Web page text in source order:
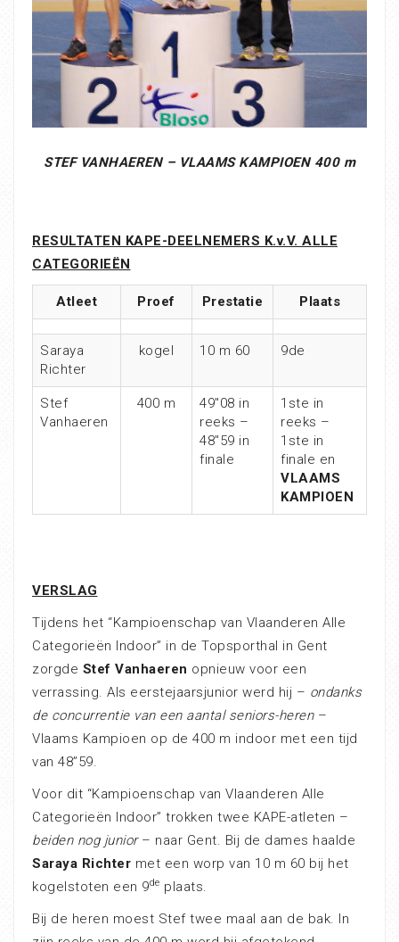
STEF VANHAEREN – VLAAMS KAMPIOEN 400 m
RESULTATEN KAPE-DEELNEMERS K.v.V. ALLE
CATEGORIEËN
Atleet Proef Prestatie Plaats
Saraya
Richter
kogel 10 m 60 9de
Stef
Vanhaeren
400 m
49″08 in
reeks –
48″59 in
finale
1ste in
reeks –
1ste in
finale en
VLAAMS
KAMPIOEN
VERSLAG
Tijdens het “Kampioenschap van Vlaanderen Alle
Categorieën Indoor” in de Topsporthal in Gent
zorgde Stef Vanhaeren opnieuw voor een
verrassing. Als eerstejaarsjunior werd hij – ondanks
de concurrentie van een aantal seniors-heren–
Vlaams Kampioen op de 400 m indoor met een tijd
van 48”59.
Voor dit “Kampioenschap van Vlaanderen Alle
Categorieën Indoor” trokken twee KAPE-atleten –
beiden nog junior– naar Gent. Bij de dames haalde
Saraya Richter met een worp van 10 m 60 bij het
kogelstoten een 9de plaats.
Bij de heren moest Stef twee maal aan de bak. In